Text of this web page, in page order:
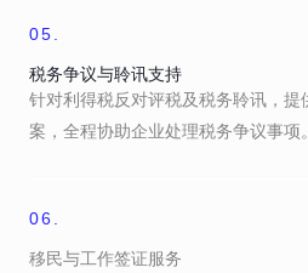
05.
税务争议与聆讯支持
针对利得税反对评税及税务聆讯，提
案，全程协助企业处理税务争议事项。
06.
移民与工作签证服务